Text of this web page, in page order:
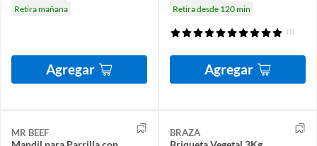
Retira mañana
Agregar
Retira desde 120 min
(1)
Agregar
MR BEEF BRAZA